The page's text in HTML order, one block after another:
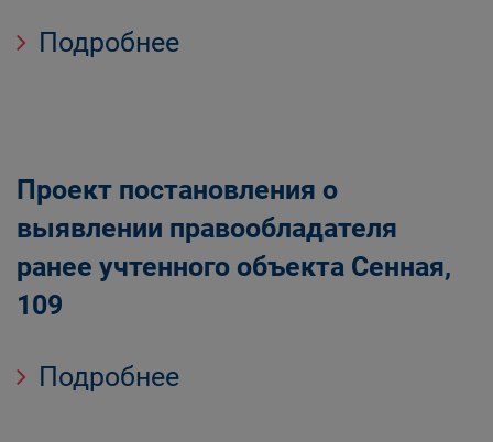
Подробнее
Проект постановления о
выявлении правообладателя
ранее учтенного объекта Сенная,
109
Подробнее